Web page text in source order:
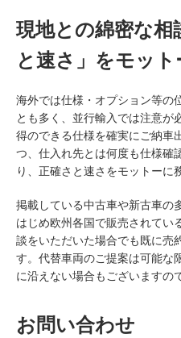
現地との綿密な相
と速さ」をモッ
海外では仕様・オプション等の
とも多く、並行輸入では注意が
得のできる仕様を確実にご納車
つ、仕入れ先とは何度も仕様確
り、正確さと速さをモットーに
掲載している中古車や新古車の
はじめ欧州各国で販売されてい
談をいただいた場合でも既に売
す。代替車両のご提案は可能な
に沿えない場合もございますの
お問い合わせ